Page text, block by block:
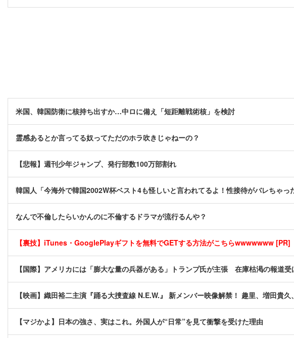
米国、韓国防衛に核持ち出すか…中ロに備え「短距離戦術核」を検討
霊感あるとか言ってる奴ってただのホラ吹きじゃねーの？
【悲報】週刊少年ジャンプ、発行部数100万部割れ
韓国人「今海外で韓国2002W杯ベスト4も怪しいと言われてるよ！性接待がバレちゃっ
なんで不倫したらいかんのに不倫するドラマが流行るんや？
【裏技】iTunes・GooglePlayギフトを無料でGETする方法がこちらwwwwwww [PR]
【国際】アメリカには「膨大な量の兵器がある」トランプ氏が主張 在庫枯渇の報道受
【映画】織田裕二主演『踊る大捜査線 N.E.W.』 新メンバー映像解禁！ 趣里、増田貴
【マジかよ】日本の強さ、実はこれ。外国人が“日常”を見て衝撃を受けた理由